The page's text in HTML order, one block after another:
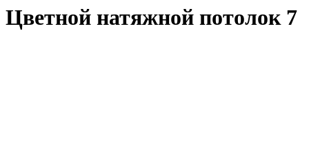
Цветной натяжной потолок 7